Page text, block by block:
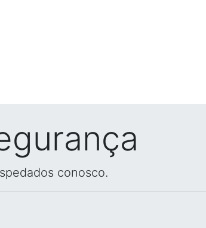
conosco.